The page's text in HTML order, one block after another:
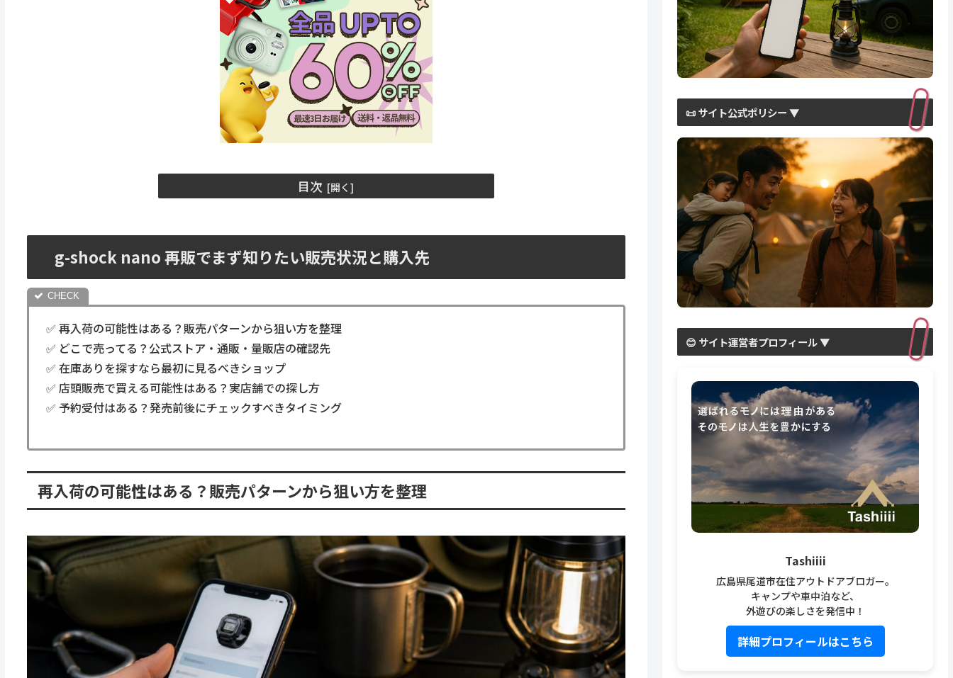
目次
g-shock nano 再販でまず知りたい販売状況と購入先
✅ 再入荷の可能性はある？販売パターンから狙い方を整理
✅ どこで売ってる？公式ストア・通販・量販店の確認先
✅ 在庫ありを探すなら最初に見るべきショップ
✅ 店頭販売で買える可能性はある？実店舗での探し方
✅ 予約受付はある？発売前後にチェックすべきタイミング
再入荷の可能性はある？販売パターンから狙い方を整理
📜 サイト公式ポリシー ▼
😊 サイト運営者プロフィール ▼
Tashiiii
広島県尾道市在住アウトドアブロガー。
キャンプや車中泊など、
外遊びの楽しさを発信中！
詳細プロフィールはこちら